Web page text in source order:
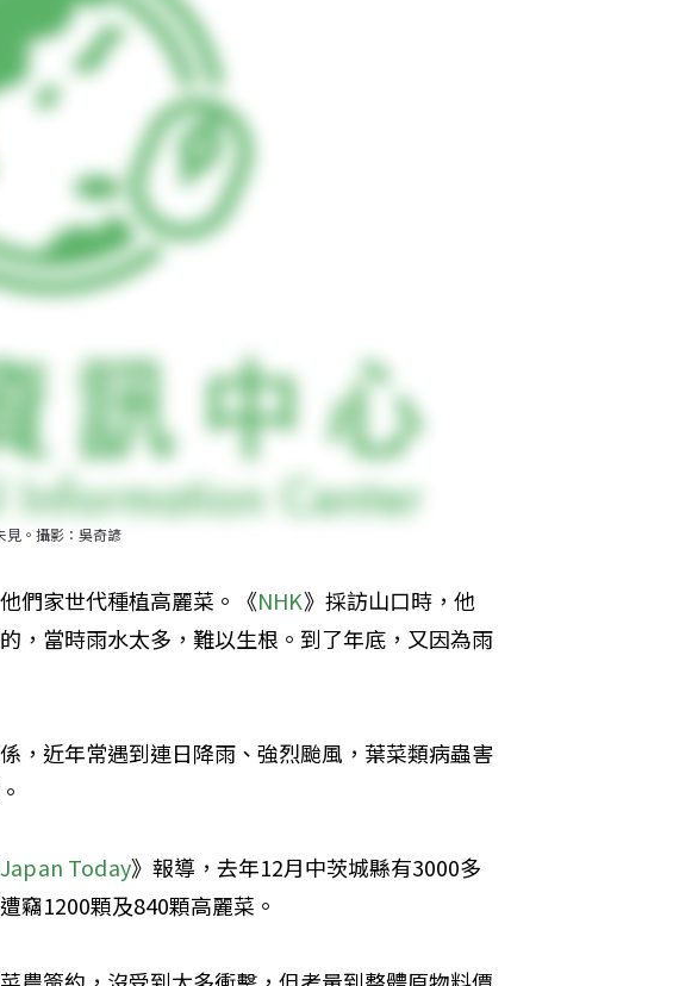
見。攝影：吳奇諺
們家世代種植高麗菜。《NHK》採訪山口時，他
，當時雨水太多，難以生根。到了年底，又因為雨
，近年常遇到連日降雨、強烈颱風，葉菜類病蟲害
Japan Today》報導，去年12月中茨城縣有3000多
竊1200顆及840顆高麗菜。